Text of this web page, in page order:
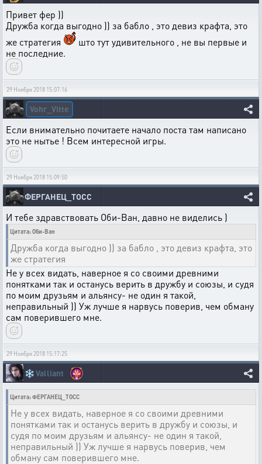
Привет фер ))
Дружба когда выгодно )) за бабло , это девиз крафта, это
же стратегия
што тут удивительного , не вы первые и
не последние.
29 Ноября 2018 15:07:16
Vohr_Vitte
Если внимательно почитаете начало поста там написано
это не нытье ! Всем интересной игры.
29 Ноября 2018 15:09:50
ФЕРГАНЕЦ_ТОСС
И тебе здравствовать Оби-Ван, давно не виделись )
Цитата: Оби-Ван
Дружба когда выгодно )) за бабло , это девиз крафта, это
же стратегия
Не у всех видать, наверное я со своими древними
понятками так и останусь верить в дружбу и союзы, и судя
по моим друзьям и альянсу- не один я такой,
неправильный )) Уж лучше я нарвусь поверив, чем обману
сам поверившего мне.
29 Ноября 2018 15:17:25
❄️Valliant
Цитата: ФЕРГАНЕЦ_ТОСС
Не у всех видать, наверное я со своими древними
понятками так и останусь верить в дружбу и союзы, и
судя по моим друзьям и альянсу- не один я такой,
неправильный )) Уж лучше я нарвусь поверив, чем
обману сам поверившего мне.